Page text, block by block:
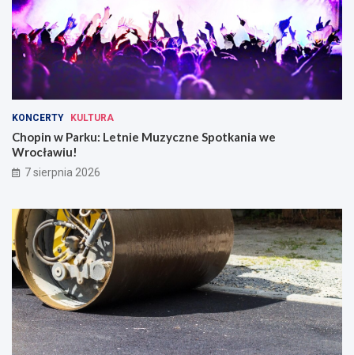
KONCERTY KULTURA
Chopin w Parku: Letnie Muzyczne Spotkania we
Wrocławiu!
7 sierpnia 2026